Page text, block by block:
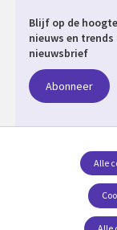
Blijf op de
nieuws en
nieuwsbrief
Abonneer
Alle